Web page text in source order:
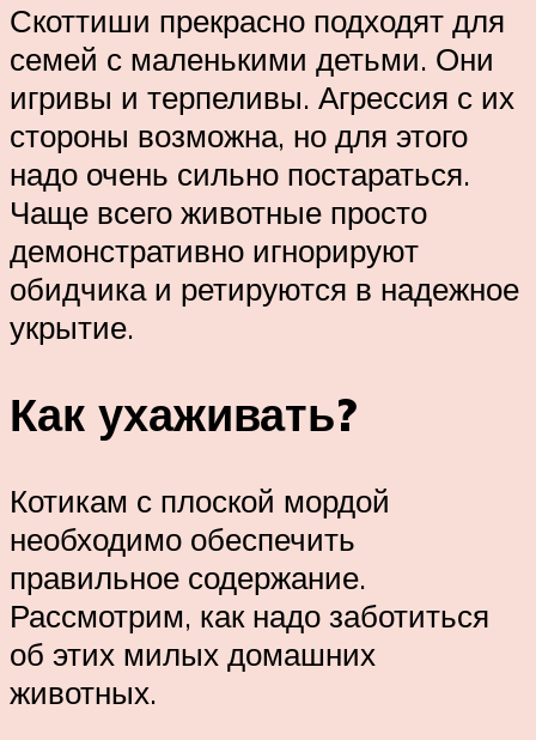
Скоттиши прекрасно подходят для
семей с маленькими детьми. Они
игривы и терпеливы. Агрессия с их
стороны возможна, но для этого
надо очень сильно постараться.
Чаще всего животные просто
демонстративно игнорируют
обидчика и ретируются в надежное
укрытие.
Как ухаживать?
Котикам с плоской мордой
необходимо обеспечить
правильное содержание.
Рассмотрим, как надо заботиться
об этих милых домашних
животных.